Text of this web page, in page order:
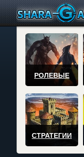
РОЛЕВЫЕ
СТРАТЕГИИ